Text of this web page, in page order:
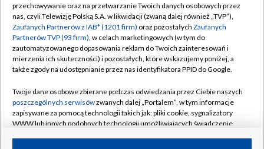
Abonament TVP
Emisja w TVP
Centrum informacji TVP
Naziemna Telewizja Cyfrowa
Rada Programowa
System NOS
Informacje o nadawcy
Regulamin TVP
Polityka prywatności
Moje zgody
Pomoc
Kontakt
Kanały
przechowywanie oraz na przetwarzanie Twoich danych osobowych przez
nas, czyli Telewizję Polską S.A. w likwidacji (zwaną dalej również „TVP”),
Zaufanych Partnerów z IAB* (1201 firm) oraz pozostałych Zaufanych
Partnerów TVP (93 firm), w celach marketingowych (w tym do
zautomatyzowanego dopasowania reklam do Twoich zainteresowań i
mierzenia ich skuteczności) i pozostałych, które wskazujemy poniżej, a
także zgody na udostępnianie przez nas identyfikatora PPID do Google.
Twoje dane osobowe zbierane podczas odwiedzania przez Ciebie naszych
poszczególnych serwisówzwanych dalej „Portalem”, w tym informacje
zapisywane za pomocą technologii takich jak: pliki cookie, sygnalizatory
WWW lub innych podobnych technologii umożliwiających świadczenie